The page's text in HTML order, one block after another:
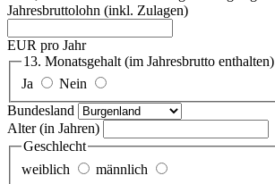
Jahresbruttolohn (inkl. Zulagen)
EUR pro Jahr
13. Monatsgehalt (im Jahresbrutto enthalten)
Ja
Nein
Bundesland
Alter(in Jahren)
Geschlecht
weiblich
männlich